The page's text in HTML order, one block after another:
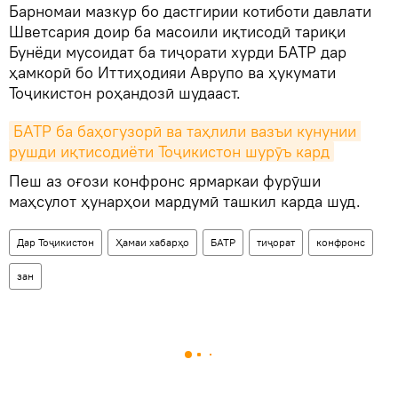
Барномаи мазкур бо дастгирии котиботи давлати
Шветсария доир ба масоили иқтисодӣ тариқи
Бунёди мусоидат ба тиҷорати хурди БАТР дар
ҳамкорӣ бо Иттиҳодияи Аврупо ва ҳукумати
Тоҷикистон роҳандозӣ шудааст.
БАТР ба баҳогузорӣ ва таҳлили вазъи кунунии
рушди иқтисодиёти Тоҷикистон шурӯъ кард
Пеш аз оғози конфронс ярмаркаи фурӯши
маҳсулот ҳунарҳои мардумӣ ташкил карда шуд.
Дар Тоҷикистон Ҳамаи хабарҳо БАТР тиҷорат конфронс
зан